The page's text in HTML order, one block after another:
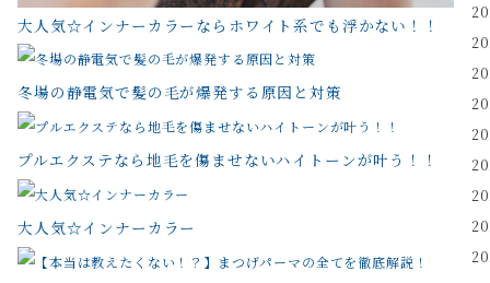
大人気☆インナーカラーならホワイト系でも浮かない！！
冬場の静電気で髪の毛が爆発する原因と対策
プルエクステなら地毛を傷ませないハイトーンが叶う！！
大人気☆インナーカラー